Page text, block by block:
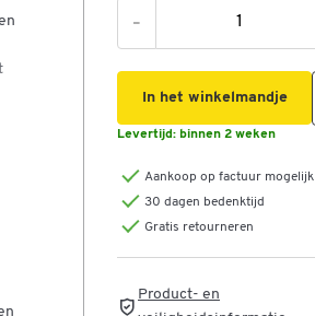
-
In het winkelmandje
Levertijd: binnen 2 weken
Aankoop op factuur mogelijk
30 dagen bedenktijd
Gratis retourneren
Product- en